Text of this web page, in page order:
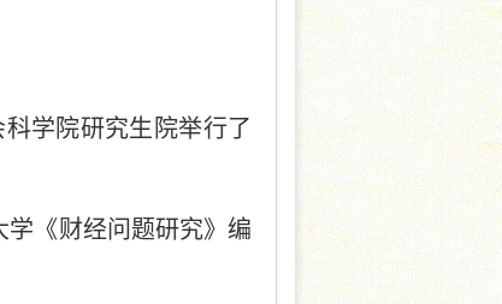
学院研究生院举行了
《财经问题研究》编